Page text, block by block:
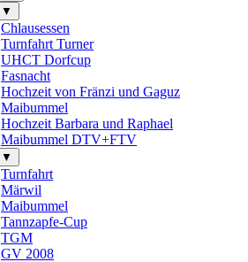
▼
Chlausessen
Turnfahrt Turner
UHCT Dorfcup
Fasnacht
Hochzeit von Fränzi und Gaguz
Maibummel
Hochzeit Barbara und Raphael
Maibummel DTV+FTV
▼
Turnfahrt
Märwil
Maibummel
Tannzapfe-Cup
TGM
GV 2008